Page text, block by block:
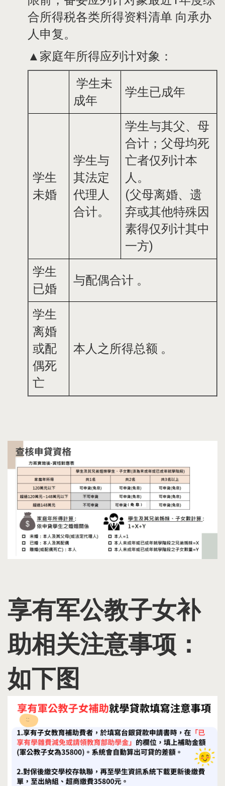
合所得税各类所得资料清单 向承办
人申复。
▲家庭年所得应列计对象：
学生未
成年
学生已成年
学生
未婚
学生与
其法定
代理人
合计。
学生与其父、母
合计；父母均死
亡者仅列计本
人。
(父母离婚、遗
弃或其他特殊因
素得仅列计其中
一方)
学生
已婚
与配偶合计 。
学生
离婚
或配
偶死
亡
本人之所得总额 。
享有军公教子女补
助相关注意事项：
如下图